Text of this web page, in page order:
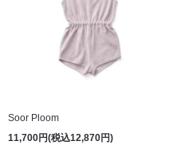
Soor Ploom
11,700円(税込12,870円)